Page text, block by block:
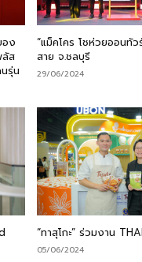
ง
ลัส
รุ่น
“แม็คโคร โชห่วยออนทั
สาย จ.ชลบุรี
29/06/2024
“ทาสุโกะ” ร่วมงาน
05/06/2024